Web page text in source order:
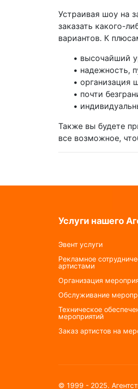
Устраивая шоу на
заказать какого-
вариантов. К
• высочайший
• надежность,
• организация
• почти
•
Также вы будете
все возможное,
Услуги нашего
Эвент услуги
Рекламное
артистами
Организация
Обслуживание
Техническое
мероприятий
Заказ артистов на
© 1999 - 2025.